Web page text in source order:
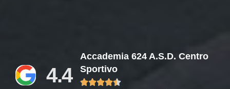
4.4
Accademia 624 A.S.D. Centro
Sportivo
